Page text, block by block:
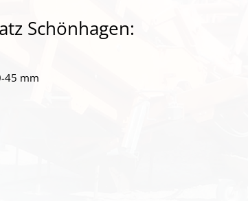
Schönhagen:
45 mm